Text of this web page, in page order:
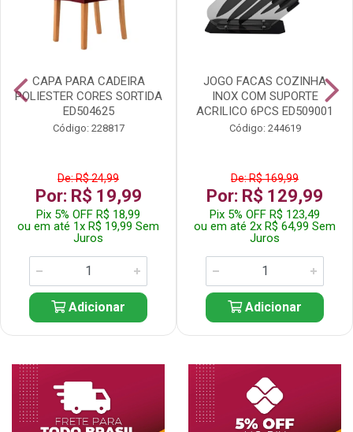
CAPA PARA CADEIRA
POLIESTER CORES SORTIDA
ED504625
Código: 228817
De: R$ 24,99
Por: R$ 19,99
Pix 5% OFF R$ 18,99
ou em até 1x R$ 19,99 Sem
Juros
Adicionar
JOGO FACAS COZINHA
INOX COM SUPORTE
ACRILICO 6PCS ED509001
Código: 244619
De: R$ 169,99
Por: R$ 129,99
Pix 5% OFF R$ 123,49
ou em até 2x R$ 64,99 Sem
Juros
Adicionar